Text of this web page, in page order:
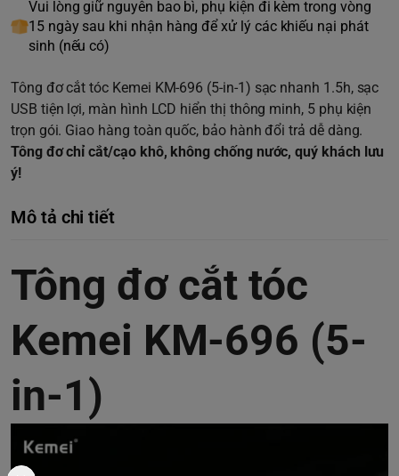
Vui lòng giữ nguyên bao bì, phụ kiện đi kèm trong vòng
15 ngày sau khi nhận hàng để xử lý các khiếu nại phát
sinh (nếu có)
Tông đơ cắt tóc Kemei KM-696 (5-in-1) sạc nhanh 1.5h, sạc
USB tiện lợi, màn hình LCD hiển thị thông minh, 5 phụ kiện
trọn gói. Giao hàng toàn quốc, bảo hành đổi trả dễ dàng.
Tông đơ chỉ cắt/cạo khô, không chống nước, quý khách lưu
ý!
Mô tả chi tiết
Tông đơ cắt tóc
Kemei KM-696 (5-
in-1)